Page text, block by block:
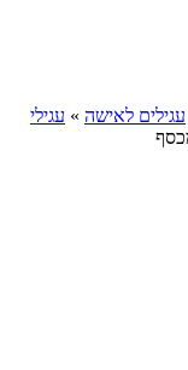
עגילים לאישה » עגילי